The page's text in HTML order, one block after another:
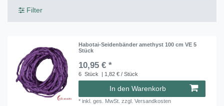
Filter
Habotai-Seidenbänder amethyst 100 cm VE 5
Stück
10,95 € *
6 Stück | 1,82 € / Stück
In den Warenkorb
*inkl. ges. MwSt. zzgl.Versandkosten